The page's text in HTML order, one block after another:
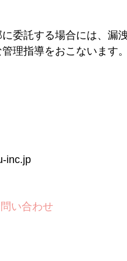
委託する場合には、漏
理指導をおこないます。
inc.jp
い合わせ